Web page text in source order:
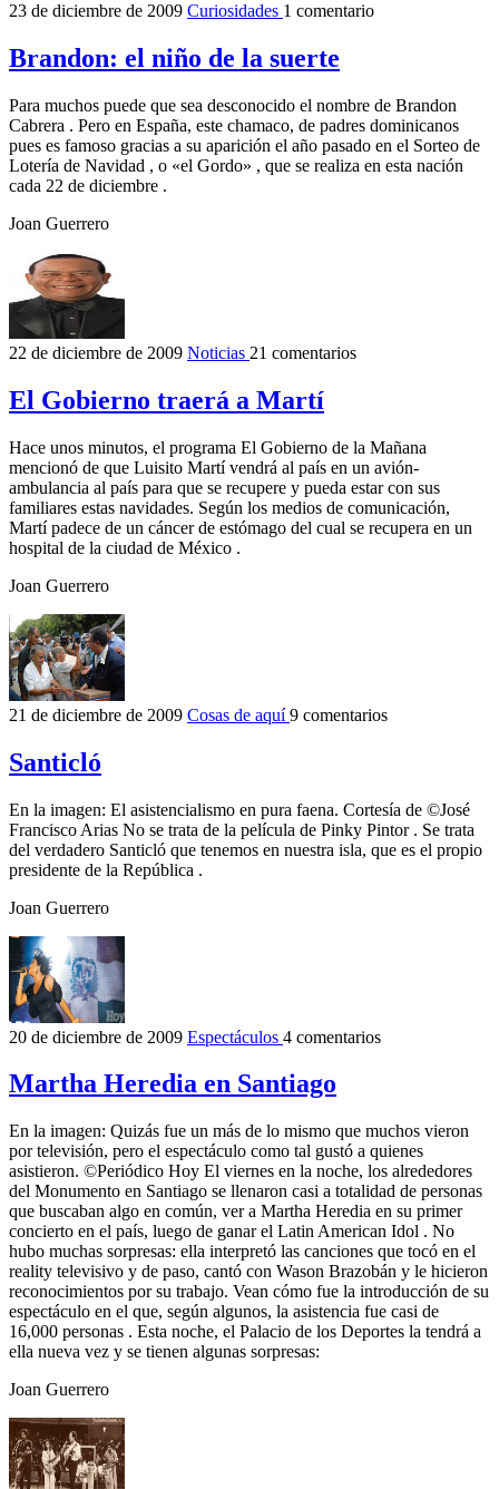
23 de diciembre de 2009 Curiosidades 1 comentario
Brandon: el niño de la suerte
Para muchos puede que sea desconocido el nombre de Brandon
Cabrera . Pero en España, este chamaco, de padres dominicanos
pues es famoso gracias a su aparición el año pasado en el Sorteo de
Lotería de Navidad , o «el Gordo» , que se realiza en esta nación
cada 22 de diciembre .
Joan Guerrero
22 de diciembre de 2009 Noticias 21 comentarios
El Gobierno traerá a Martí
Hace unos minutos, el programa El Gobierno de la Mañana
mencionó de que Luisito Martí vendrá al país en un avión-
ambulancia al país para que se recupere y pueda estar con sus
familiares estas navidades. Según los medios de comunicación,
Martí padece de un cáncer de estómago del cual se recupera en un
hospital de la ciudad de México .
Joan Guerrero
21 de diciembre de 2009 Cosas de aquí9 comentarios
Santicló
En la imagen: El asistencialismo en pura faena. Cortesía de ©José
Francisco Arias No se trata de la película de Pinky Pintor . Se trata
del verdadero Santicló que tenemos en nuestra isla, que es el propio
presidente de la República .
Joan Guerrero
20 de diciembre de 2009 Espectáculos 4 comentarios
Martha Heredia en Santiago
En la imagen: Quizás fue un más de lo mismo que muchos vieron
por televisión, pero el espectáculo como tal gustó a quienes
asistieron. ©Periódico Hoy El viernes en la noche, los alrededores
del Monumento en Santiago se llenaron casi a totalidad de personas
que buscaban algo en común, ver a Martha Heredia en su primer
concierto en el país, luego de ganar el Latin American Idol . No
hubo muchas sorpresas: ella interpretó las canciones que tocó en el
reality televisivo y de paso, cantó con Wason Brazobán y le hicieron
reconocimientos por su trabajo. Vean cómo fue la introducción de su
espectáculo en el que, según algunos, la asistencia fue casi de
16,000 personas . Esta noche, el Palacio de los Deportes la tendrá a
ella nueva vez y se tienen algunas sorpresas:
Joan Guerrero